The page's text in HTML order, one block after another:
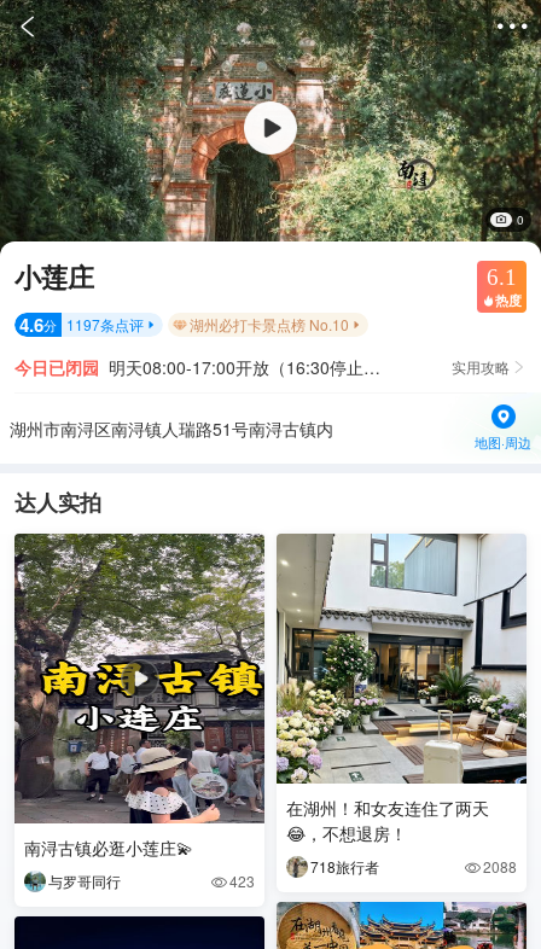
 
0
小莲庄 6.1
 热度
4.6分 1197条点评  湖州必打卡景点榜 No.10 
今日已闭园 明天08:00-17:00开放（16:30停止入园） 实用攻略 
湖州市南浔区南浔镇人瑞路51号南浔古镇内
地图·周边
达人实拍
南浔古镇必逛小莲庄💫
与罗哥同行 423
在湖州！和女友连住了两天
😂，不想退房！
718旅行者 2088